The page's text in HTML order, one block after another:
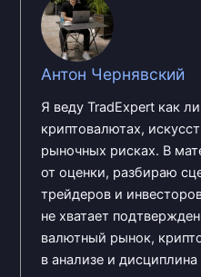
Антон Чернявский
Я веду TradExpert как
криптовалютах,
рыночных рисках. В
от оценки, разбираю
трейдеров и
не хватает
валютный рынок,
в анализе и